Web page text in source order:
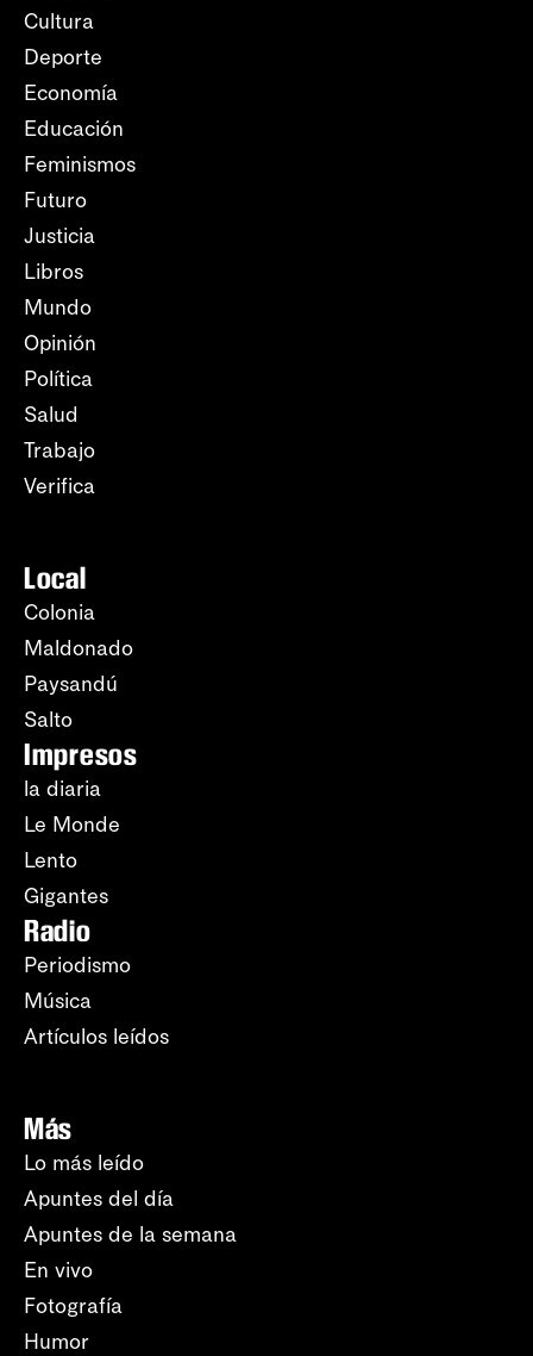
Cultura
Deporte
Economía
Educación
Feminismos
Futuro
Justicia
Libros
Mundo
Opinión
Política
Salud
Trabajo
Verifica
Local
Colonia
Maldonado
Paysandú
Salto
Impresos
la diaria
Le Monde
Lento
Gigantes
Radio
Periodismo
Música
Artículos leídos
Más
Lo más leído
Apuntes del día
Apuntes de la semana
En vivo
Fotografía
Humor